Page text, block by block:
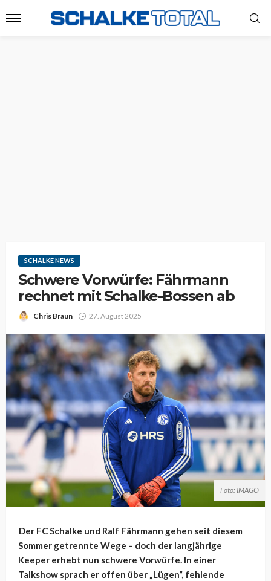
SCHALKE NEWS
Schwere Vorwürfe: Fährmann
rechnet mit Schalke-Bossen ab
Chris Braun 27. August 2025
Foto: IMAGO
Der FC Schalke und Ralf Fährmann gehen seit diesem
Sommer getrennte Wege – doch der langjährige
Keeper erhebt nun schwere Vorwürfe. In einer
Talkshow sprach er offen über „Lügen“, fehlende